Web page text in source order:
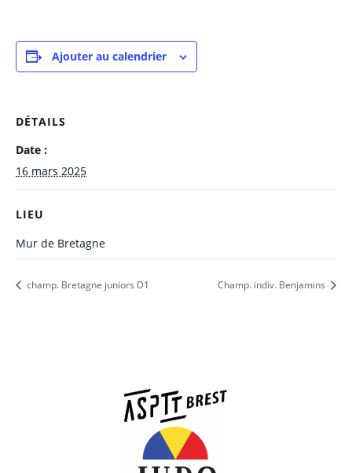
Ajouter au calendrier
DÉTAILS
Date :
16 mars 2025
LIEU
Mur de Bretagne
champ. Bretagne juniors D1 Champ. indiv. Benjamins